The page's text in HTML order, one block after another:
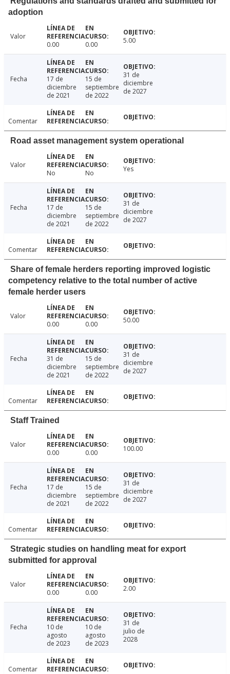
adoption
Valor
0.00
0.00 5.00
Fecha
17 de
diciembre
de 2021
15 de
septiembre
de 2022
31 de
diciembre
de 2027
Comentar
Road asset management system operational
Valor
No
No Yes
Fecha
17 de
diciembre
de 2021
15 de
septiembre
de 2022
31 de
diciembre
de 2027
Comentar
Share of female herders reporting improved logistic
competency relative to the total number of active
female herder users
Valor
0.00
0.00 50.00
Fecha
31 de
diciembre
de 2021
15 de
septiembre
de 2022
31 de
diciembre
de 2027
Comentar
Staff Trained
Valor
0.00
0.00 100.00
Fecha
17 de
diciembre
de 2021
15 de
septiembre
de 2022
31 de
diciembre
de 2027
Comentar
Strategic studies on handling meat for export
submitted for approval
Valor
0.00
0.00 2.00
Fecha
10 de
agosto
de 2023
10 de
agosto
de 2023
31 de
julio de
2028
Comentar